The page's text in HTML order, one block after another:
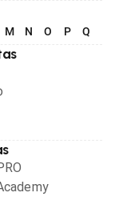
M N O P Q